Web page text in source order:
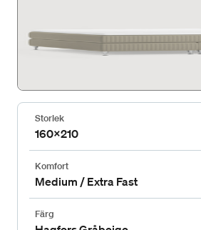
Storlek
160x210
Komfort
Medium / Extra Fast
Färg